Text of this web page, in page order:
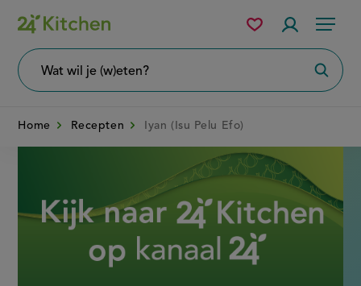
Overslaan
en
naar
Menu
wil
Mijn
bewaarde
Home Recepten Iyan (Isu Pelu Efo)